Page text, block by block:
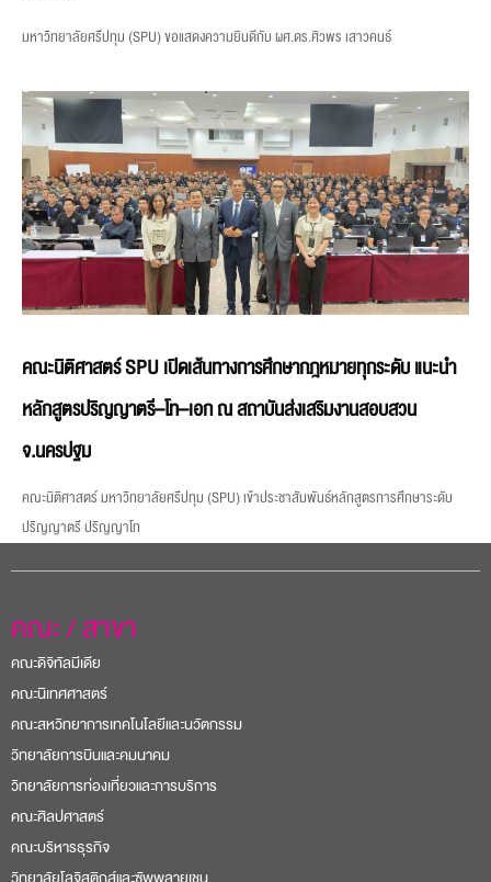
มหาวิทยาลัยศรีปทุม (SPU) ขอแสดงความยินดีกับ ผศ.ดร.ศิวพร เสาวคนธ์
คณะนิติศาสตร์ SPU เปิดเส้นทางการศึกษากฎหมายทุกระดับ แนะนำ
หลักสูตรปริญญาตรี–โท–เอก ณ สถาบันส่งเสริมงานสอบสวน
จ.นครปฐม
คณะนิติศาสตร์ มหาวิทยาลัยศรีปทุม (SPU) เข้าประชาสัมพันธ์หลักสูตรการศึกษาระดับ
ปริญญาตรี ปริญญาโท
คณะ / สาขา
คณะดิจิทัลมีเดีย
คณะนิเทศศาสตร์
คณะสหวิทยาการเทคโนโลยีและนวัตกรรม
วิทยาลัยการบินและคมนาคม
วิทยาลัยการท่องเที่ยวและการบริการ
คณะศิลปศาสตร์
คณะบริหารธุรกิจ